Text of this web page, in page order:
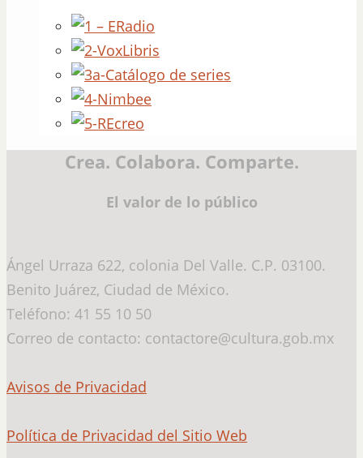
Crea. Colabora. Comparte.
El valor de lo público
Ángel Urraza 622, colonia Del Valle. C.P. 03100.
Benito Juárez, Ciudad de México.
Teléfono: 41 55 10 50
Correo de contacto: contactore@cultura.gob.mx
Avisos de Privacidad
Política de Privacidad del Sitio Web